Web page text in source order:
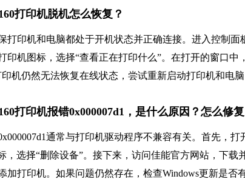
打印机脱机怎么恢复？
打印机和电脑都处于开机状态并正确连接。进入控制面
印机图标，选择“查看正在打印什么”。在打开的窗口中
机仍然无法恢复在线状态，尝试重新启动打印机和电
打印机报错0x000007d1，是什么原因？怎么修复
通常与打印机驱动程序不兼容有关。首先，
，选择“删除设备”。接下来，访问佳能官方网站，下载
加打印机。如果问题仍然存在，检查Windows更新是否